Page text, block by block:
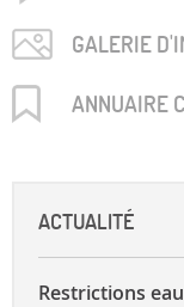
GALERIE
ANNUAIRE
ACTUALITÉ
Restrictions